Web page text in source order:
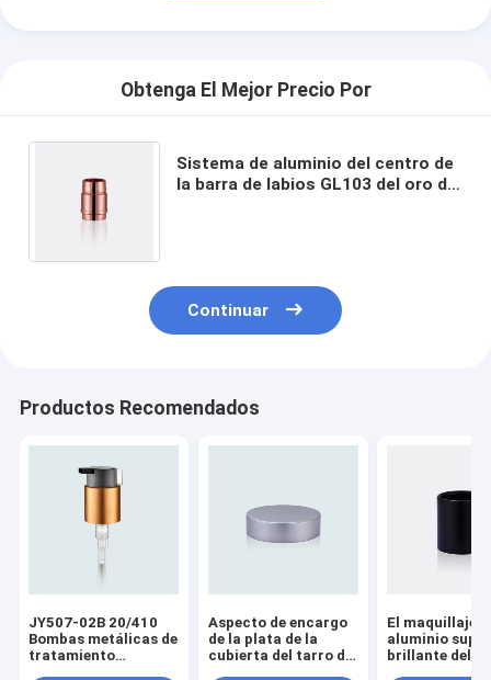
Obtenga El Mejor Precio Por
Sistema de aluminio del centro de
la barra de labios GL103 del oro de
Continuar
Productos Recomendados
JY507-02B 20/410
Bombas metálicas de
tratamiento
Aspecto de encargo
de la plata de la
cubierta del tarro del
El maquillaje
aluminio
brillante del